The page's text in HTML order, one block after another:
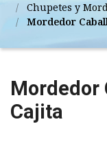
Chupetes y
Mordedor
Mordedor
Cajita